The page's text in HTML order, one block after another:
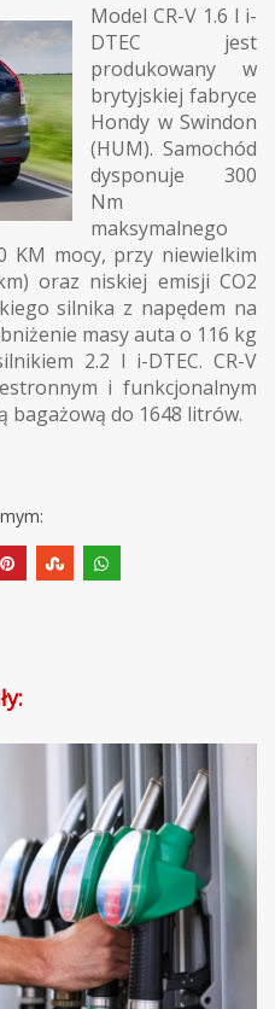
Model CR-V 1.6 l i-
DTEC jest
produkowany w
brytyjskiej fabryce
Hondy w Swindon
(HUM). Samochód
dysponuje 300
Nm
maksymalnego
KM mocy, przy niewielkim
oraz niskiej emisji CO2
silnika z napędem na
masy auta o 116 kg
2.2 l i-DTEC. CR-V
i funkcjonalnym
do 1648 litrów.